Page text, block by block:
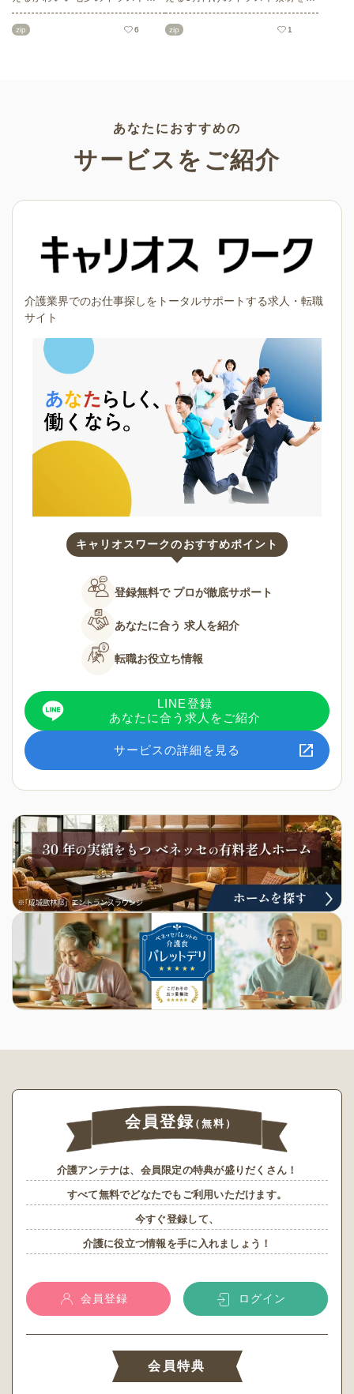
材をご紹介します。短冊の印刷
用テンプレート、飾り文字、使
zip 6
数ご紹介します。商用フリーの
可愛くておしゃれなイラスト素
さい！
zip 1
あなたにおすすめの
サービスをご紹介
介護業界でのお仕事探しをトータルサポートする求人・転職
サイト
キャリオスワークのおすすめポイント
登録無料で プロが徹底サポート
あなたに合う 求人を紹介
転職お役立ち情報
LINE登録
あなたに合う求人をご紹介
サービスの詳細を見る
会員登録（無料）
介護アンテナは、会員限定の特典が盛りだくさん！
すべて無料でどなたでもご利用いただけます。
今すぐ登録して、
介護に役立つ情報を手に入れましょう！
会員登録 ログイン
会員特典